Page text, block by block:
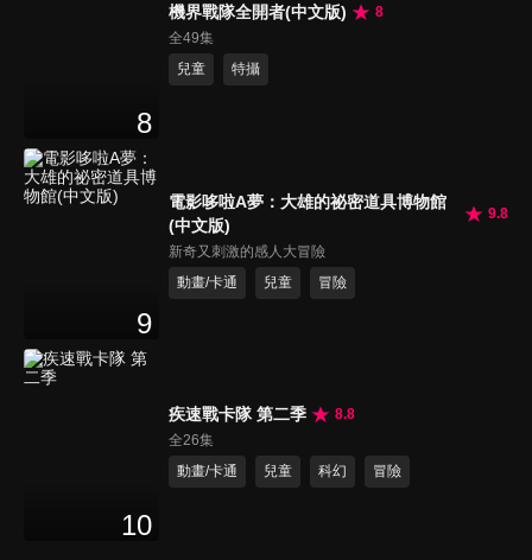
8
機界戰隊全開者(中文版)
8
全49集
兒童
特攝
9
電影哆啦A夢：大雄的祕密道具博物館
(中文版)
9.8
新奇又刺激的感人大冒險
動畫/卡通
兒童 冒險
10
疾速戰卡隊 第二季
8.8
全26集
動畫/卡通
兒童 科幻 冒險